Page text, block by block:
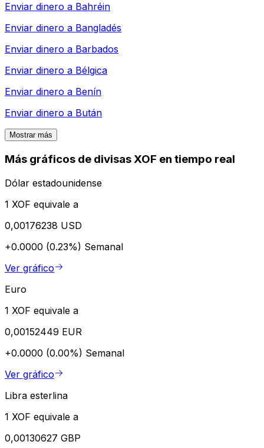
Enviar dinero a Bahréin
Enviar dinero a Bangladés
Enviar dinero a Barbados
Enviar dinero a Bélgica
Enviar dinero a Benín
Enviar dinero a Bután
Mostrar más
Más gráficos de divisas XOF en tiempo real
Dólar estadounidense
1 XOF equivale a
0,00176238 USD
+0.0000 (0.23%) Semanal
Ver gráfico
Euro
1 XOF equivale a
0,00152449 EUR
+0.0000 (0.00%) Semanal
Ver gráfico
Libra esterlina
1 XOF equivale a
0,00130627 GBP